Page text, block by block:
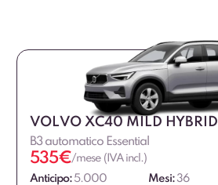
VOLVO XC40 MILD HYBRID
B3 automatico Essential
535€/mese (IVA incl.)
Anticipo:5.000 Mesi:36